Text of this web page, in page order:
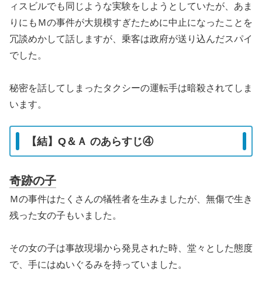
ィスビルでも同じような実験をしようとしていたが、あま
りにもＭの事件が大規模すぎたために中止になったことを
冗談めかして話しますが、乗客は政府が送り込んだスパイ
でした。
秘密を話してしまったタクシーの運転手は暗殺されてしま
います。
【結】Q＆Ａ のあらすじ④
奇跡の子
Ｍの事件はたくさんの犠牲者を生みましたが、無傷で生き
残った女の子もいました。
その女の子は事故現場から発見された時、堂々とした態度
で、手にはぬいぐるみを持っていました。